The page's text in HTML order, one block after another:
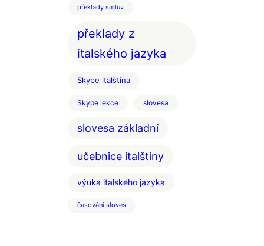
překlady smluv
překlady z
italského jazyka
Skype italština
Skype lekce slovesa
slovesa základní
učebnice italštiny
výuka italského jazyka
časování sloves